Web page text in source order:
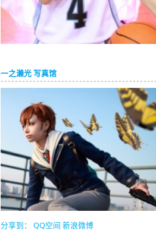
一之濑光 写真馆
分享到： QQ空间 新浪微博